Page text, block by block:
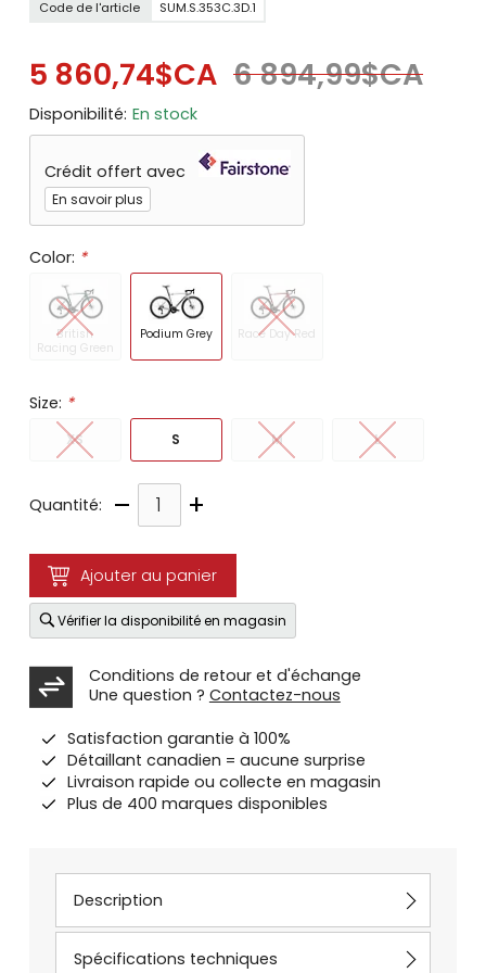
Code de l'article SUM.S.353C.3D.1
5 860,74$CA 6 894,99$CA
Disponibilité: En stock
Crédit offert avec
En savoir plus
Color: *
British
Racing Green
Podium Grey Race Day Red
Size: *
XS S M L
Quantité: – +
Ajouter au panier
Vérifier la disponibilité en magasin
Conditions de retour et d'échange
Une question ? Contactez-nous
Satisfaction garantie à 100%
Détaillant canadien = aucune surprise
Livraison rapide ou collecte en magasin
Plus de 400 marques disponibles
Description
Spécifications techniques